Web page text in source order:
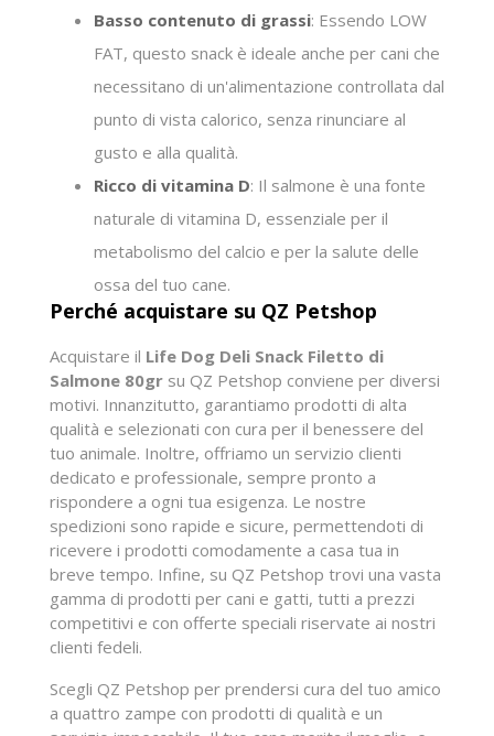
Basso contenuto di grassi: Essendo LOW
FAT, questo snack è ideale anche per cani che
necessitano di un'alimentazione controllata dal
punto di vista calorico, senza rinunciare al
gusto e alla qualità.
Ricco di vitamina D: Il salmone è una fonte
naturale di vitamina D, essenziale per il
metabolismo del calcio e per la salute delle
ossa del tuo cane.
Perché acquistare su QZ Petshop
Acquistare il Life Dog Deli Snack Filetto di
Salmone 80gr su QZ Petshop conviene per diversi
motivi. Innanzitutto, garantiamo prodotti di alta
qualità e selezionati con cura per il benessere del
tuo animale. Inoltre, offriamo un servizio clienti
dedicato e professionale, sempre pronto a
rispondere a ogni tua esigenza. Le nostre
spedizioni sono rapide e sicure, permettendoti di
ricevere i prodotti comodamente a casa tua in
breve tempo. Infine, su QZ Petshop trovi una vasta
gamma di prodotti per cani e gatti, tutti a prezzi
competitivi e con offerte speciali riservate ai nostri
clienti fedeli.
Scegli QZ Petshop per prendersi cura del tuo amico
a quattro zampe con prodotti di qualità e un